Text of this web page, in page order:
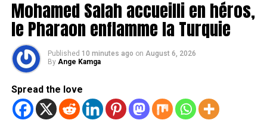
Mohamed Salah accueilli en héros,
le Pharaon enflamme la Turquie
Published 10 minutes ago on August 6, 2026
By Ange Kamga
Spread the love